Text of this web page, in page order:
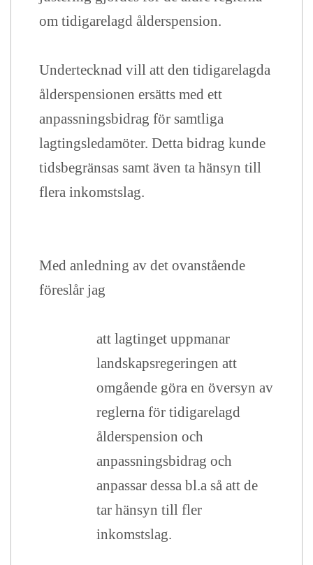
om tidigarelagd ålderspension.
Undertecknad vill att den tidigarelagda
ålderspensionen ersätts med ett
anpassningsbidrag för samtliga
lagtingsledamöter. Detta bidrag kunde
tidsbegränsas samt även ta hänsyn till
flera inkomstslag.
Med anledning av det ovanstående
föreslår jag
att lagtinget uppmanar
landskapsregeringen att
omgående göra en översyn av
reglerna för tidigarelagd
ålderspension och
anpassningsbidrag och
anpassar dessa bl.a så att de
tar hänsyn till fler
inkomstslag.